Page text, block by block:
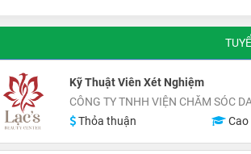
Kỹ Thuật Viên Xét Nghiệm
CÔNG TY TNHH VIỆN CHĂM SÓC
Thỏa thuận
Cao